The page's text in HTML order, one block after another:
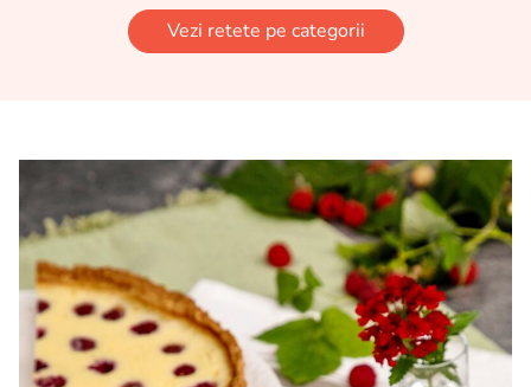
Vezi retete pe categorii